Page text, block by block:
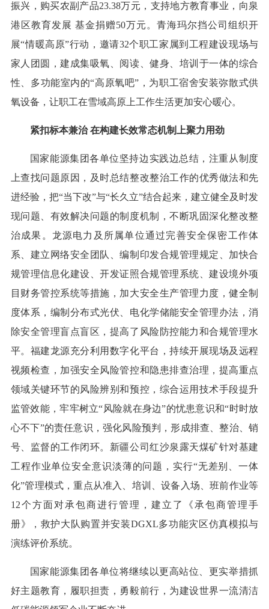
振兴，购买农副产品23.38万元，支持地方教育事业，向泉
港区教育发展 基金捐赠50万元。青海玛尔挡公司组织开
展“情暖高原”行动，邀请32个职工家属到工程建设现场与
家人团圆，建成集吸氧、阅读、健身、培训于一体的综合
性、多功能室内的“高原氧吧”，为职工宿舍安装弥散式供
氧设备，让职工在雪域高原上工作生活更加安心暖心。
紧扣标本兼治 在构建长效常态机制上聚力用劲
国家能源集团各单位坚持边实践边总结，注重从制度
上查找问题原因，及时总结整改整治工作的优秀做法和先
进经验，把“当下改”与“长久立”结合起来，建立健全及时发
现问题、有效解决问题的制度机制，不断巩固深化整改整
治成果。龙源电力及所属单位通过完善安全保密工作体
系、建立网络安全团队、编制印发合规管理规定、加快合
规管理信息化建设、开发证照合规管理系统、建设境外项
目财务管控系统等措施，加大安全生产管理力度，健全制
度体系，编制分布式光伏、电化学储能安全管理办法，消
除安全管理盲点盲区，提高了风险防控能力和合规管理水
平。福建龙源充分利用数字化平台，持续开展现场及远程
视频检查，加强安全风险管控和隐患排查治理，提高重点
领域关键环节的风险辨别和预控，综合运用技术手段提升
监管效能，牢牢树立“风险就在身边”的忧患意识和“时时放
心不下”的责任意识，强化风险预判，形成排查、整治、销
号、监督的工作闭环。新疆公司红沙泉露天煤矿针对基建
工程作业单位安全意识淡薄的问题，实行“无差别、一体
化”管理模式，重点从准入、培训、设备入场、班前作业等
12个方面对承包商进行管理，建立了《承包商管理手
册》，救护大队购置并安装DGXL多功能灾区仿真模拟与
演练评价系统。
国家能源集团各单位将继续以更高站位、更实举措抓
好主题教育，履职担责，勇毅前行，为建设世界一流清洁